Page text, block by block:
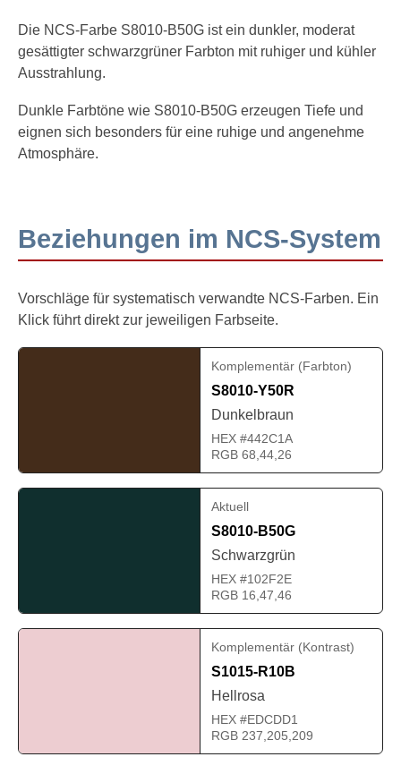
Die NCS-Farbe S8010-B50G ist ein dunkler, moderat
gesättigter schwarzgrüner Farbton mit ruhiger und kühler
Ausstrahlung.
Dunkle Farbtöne wie S8010-B50G erzeugen Tiefe und
eignen sich besonders für eine ruhige und angenehme
Atmosphäre.
Beziehungen im NCS-System
Vorschläge für systematisch verwandte NCS-Farben. Ein
Klick führt direkt zur jeweiligen Farbseite.
Komplementär (Farbton)
S8010-Y50R
Dunkelbraun
HEX #442C1A
RGB 68,44,26
Aktuell
S8010-B50G
Schwarzgrün
HEX #102F2E
RGB 16,47,46
Komplementär (Kontrast)
S1015-R10B
Hellrosa
HEX #EDCDD1
RGB 237,205,209